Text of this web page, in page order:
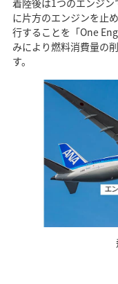
に片方のエンジンを止
行することを「One
みにより燃料消費量の
す。